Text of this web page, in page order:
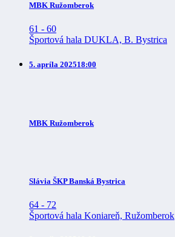
MBK Ružomberok
61 - 60
Športová hala DUKLA, B. Bystrica
5. apríla 202518:00
MBK Ružomberok
Slávia ŠKP Banská Bystrica
64 - 72
Športová hala Koniareň, Ružomberok